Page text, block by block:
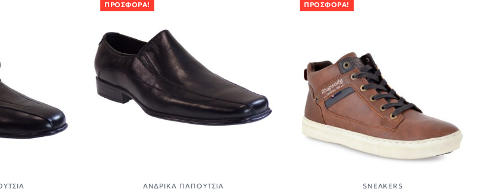
ΠΡΟΣΦΟΡΆ!
ΑΝΔΡΙΚΆ ΠΑΠΟΎΤΣΙΑ
ΠΡΟΣΦΟΡΆ!
SNEAKERS